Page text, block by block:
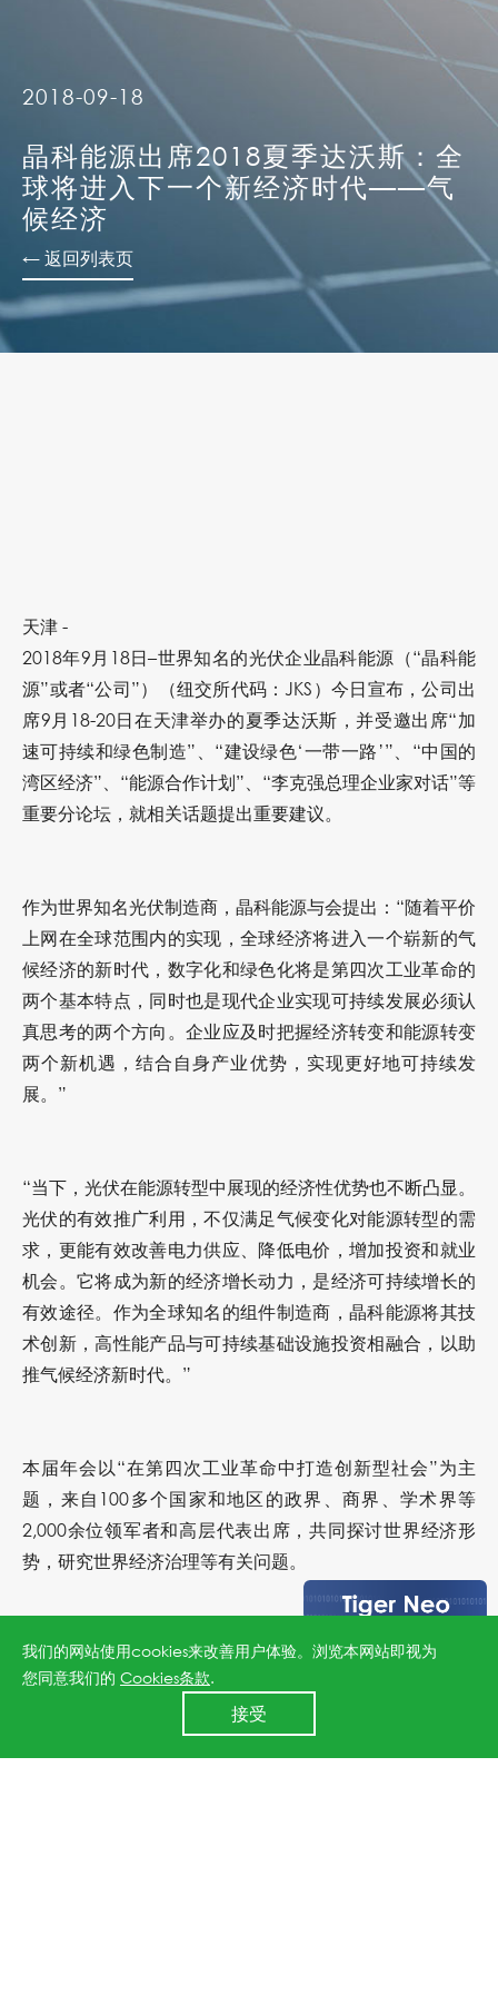
2018-09-18
晶科能源出席2018夏季达沃斯：全
球将进入下一个新经济时代——气
候经济
← 返回列表页
天津 -
2018年9月18日–世界知名的光伏企业晶科能源（“晶科能
源”或者“公司”）（纽交所代码：JKS）今日宣布，公司出
席9月18-20日在天津举办的夏季达沃斯，并受邀出席“加
速可持续和绿色制造”、“建设绿色‘一带一路’”、“中国的
湾区经济”、“能源合作计划”、“李克强总理企业家对话”等
重要分论坛，就相关话题提出重要建议。
作为世界知名光伏制造商，晶科能源与会提出：“随着平价
上网在全球范围内的实现，全球经济将进入一个崭新的气
候经济的新时代，数字化和绿色化将是第四次工业革命的
两个基本特点，同时也是现代企业实现可持续发展必须认
真思考的两个方向。企业应及时把握经济转变和能源转变
两个新机遇，结合自身产业优势，实现更好地可持续发
展。”
“当下，光伏在能源转型中展现的经济性优势也不断凸显。
光伏的有效推广利用，不仅满足气候变化对能源转型的需
求，更能有效改善电力供应、降低电价，增加投资和就业
机会。它将成为新的经济增长动力，是经济可持续增长的
有效途径。作为全球知名的组件制造商，晶科能源将其技
术创新，高性能产品与可持续基础设施投资相融合，以助
推气候经济新时代。”
本届年会以“在第四次工业革命中打造创新型社会”为主
题，来自100多个国家和地区的政界、商界、学术界等
2,000余位领军者和高层代表出席，共同探讨世界经济形
势，研究世界经济治理等有关问题。
我们的网站使用cookies来改善用户体验。浏览本网站即视为
您同意我们的 Cookies条款.
接受